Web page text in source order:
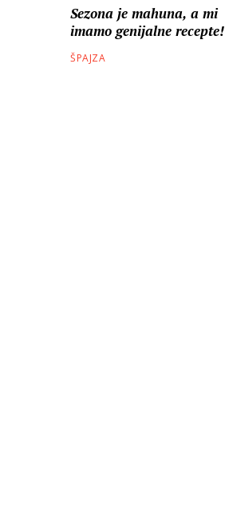
Sezona je mahuna, a mi
imamo genijalne recepte!
ŠPAJZA